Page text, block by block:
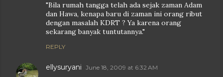
"Bila rumah tangga telah ada sejak zaman Adam
dan Hawa, kenapa baru di zaman ini orang ribut
dengan masalah KDRT ? Ya karena orang
sekarang banyak tuntutannya."
REPLY
ellysuryani June 18, 2009 at 6:32 AM